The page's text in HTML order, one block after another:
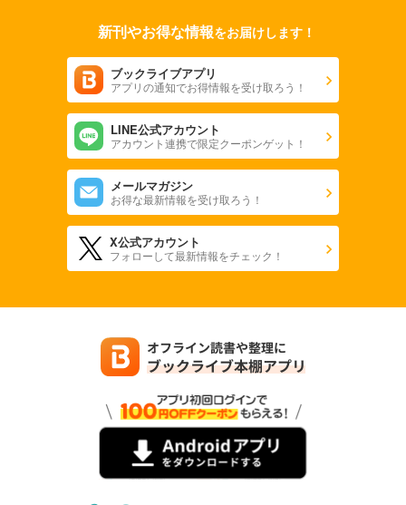
新刊やお得な情報をお届けします！
ブックライブアプリ
アプリの通知でお得情報を受け取ろう！
LINE公式アカウント
アカウント連携で限定クーポンゲット！
メールマガジン
お得な最新情報を受け取ろう！
X公式アカウント
フォローして最新情報をチェック！